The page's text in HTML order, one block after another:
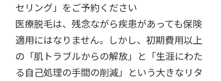
セリング」をご予約ください
医療脱毛は、残念ながら疾患があっても保険
適用にはなりません。しかし、初期費用以上
の「肌トラブルからの解放」と「生涯にわた
る自己処理の手間の削減」という大きなリタ